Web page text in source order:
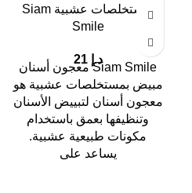
بمستخلصات عشبية Siam
Smile
د.إ 21
Siam Smile معجون أسنان
مبيض بمستخلصات عشبية هو
معجون أسنان لتبييض الأسنان
وتنظيفها بعمق باستخدام
مكونات طبيعية عشبية.
يساعد على